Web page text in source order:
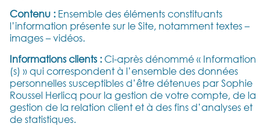
Contenu : Ensemble des éléments constituants
l’information présente sur le Site, notamment textes –
images – vidéos.
Informations clients : Ci-après dénommé « Information
(s) » qui correspondent à l’ensemble des données
personnelles susceptibles d’être détenues par Sophie
Roussel Herlicq pour la gestion de votre compte, de la
gestion de la relation client et à des fins d’analyses et
de statistiques.